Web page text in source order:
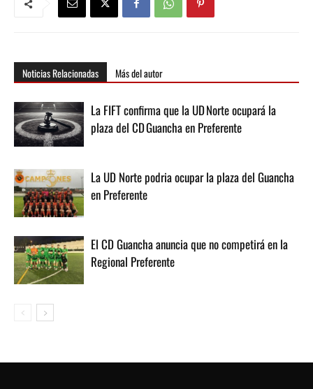
Noticias Relacionadas Más del autor
La FIFT confirma que la UD Norte ocupará la
plaza del CD Guancha en Preferente
La UD Norte podria ocupar la plaza del Guancha
en Preferente
El CD Guancha anuncia que no competirá en la
Regional Preferente